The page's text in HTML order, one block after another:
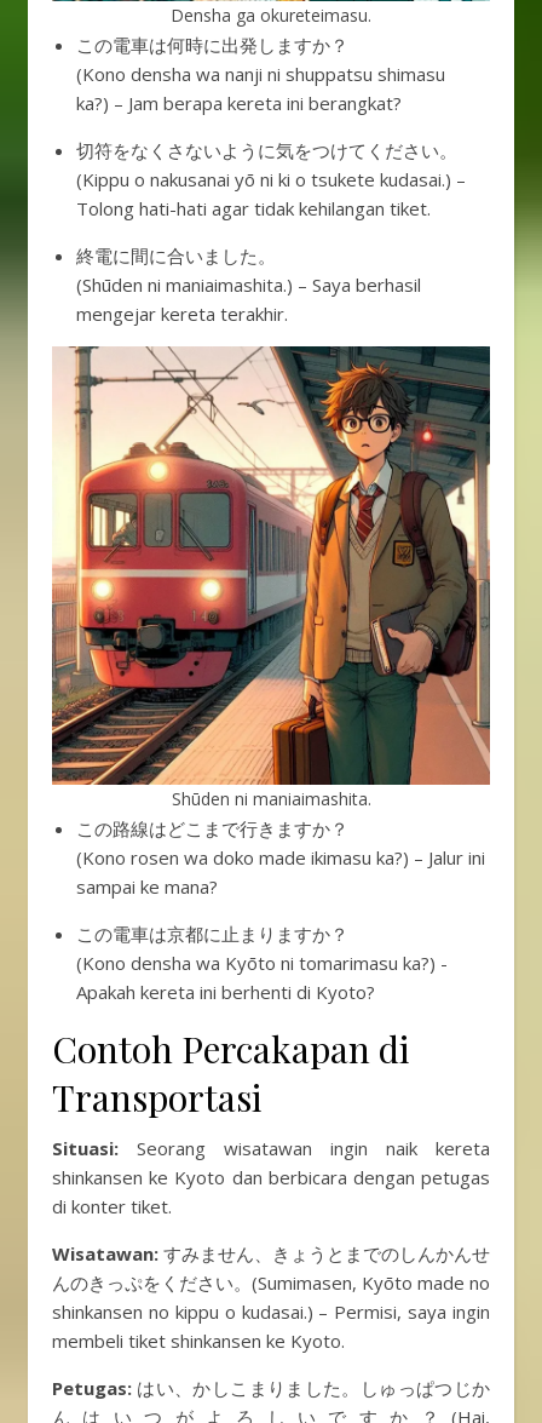
Densha ga okureteimasu.
この電車は何時に出発しますか？
(Kono densha wa nanji ni shuppatsu shimasu
ka?) – Jam berapa kereta ini berangkat?
切符をなくさないように気をつけてください。
(Kippu o nakusanai yō ni ki o tsukete kudasai.) –
Tolong hati-hati agar tidak kehilangan tiket.
終電に間に合いました。
(Shūden ni maniaimashita.) – Saya berhasil
mengejar kereta terakhir.
Shūden ni maniaimashita.
この路線はどこまで行きますか？
(Kono rosen wa doko made ikimasu ka?) – Jalur ini
sampai ke mana?
この電車は京都に止まりますか？
(Kono densha wa Kyōto ni tomarimasu ka?) -
Apakah kereta ini berhenti di Kyoto?
Contoh Percakapan di
Transportasi
Situasi: Seorang wisatawan ingin naik kereta
shinkansen ke Kyoto dan berbicara dengan petugas
di konter tiket.
Wisatawan: すみません、きょうとまでのしんかんせ
んのきっぷをください。(Sumimasen, Kyōto made no
shinkansen no kippu o kudasai.) – Permisi, saya ingin
membeli tiket shinkansen ke Kyoto.
Petugas: はい、かしこまりました。しゅっぱつじか
んはいつがよろしいですか？(Hai,